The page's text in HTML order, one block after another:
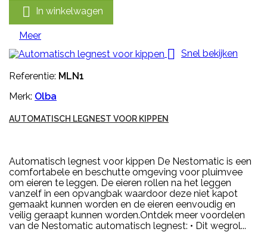
 In winkelwagen
Meer
 Snel bekijken
Referentie: MLN1
Merk: Olba
AUTOMATISCH LEGNEST VOOR KIPPEN
Automatisch legnest voor kippen De Nestomatic is een
comfortabele en beschutte omgeving voor pluimvee
om eieren te leggen. De eieren rollen na het leggen
vanzelf in een opvangbak waardoor deze niet kapot
gemaakt kunnen worden en de eieren eenvoudig en
veilig geraapt kunnen worden.Ontdek meer voordelen
van de Nestomatic automatisch legnest: • Dit wegrol...